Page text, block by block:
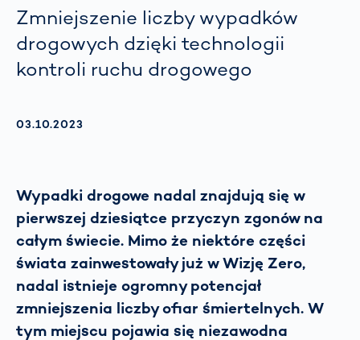
Zmniejszenie liczby wypadków
drogowych dzięki technologii
kontroli ruchu drogowego
AKTUALISIERT AM:
03.10.2023
Wypadki drogowe nadal znajdują się w
pierwszej dziesiątce przyczyn zgonów na
całym świecie. Mimo że niektóre części
świata zainwestowały już w Wizję Zero,
nadal istnieje ogromny potencjał
zmniejszenia liczby ofiar śmiertelnych. W
tym miejscu pojawia się niezawodna